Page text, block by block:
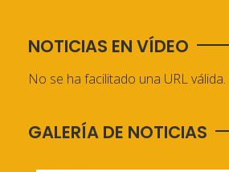
NOTICIAS EN VÍDEO
No se ha facilitado una URL válida.
GALERÍA DE NOTICIAS